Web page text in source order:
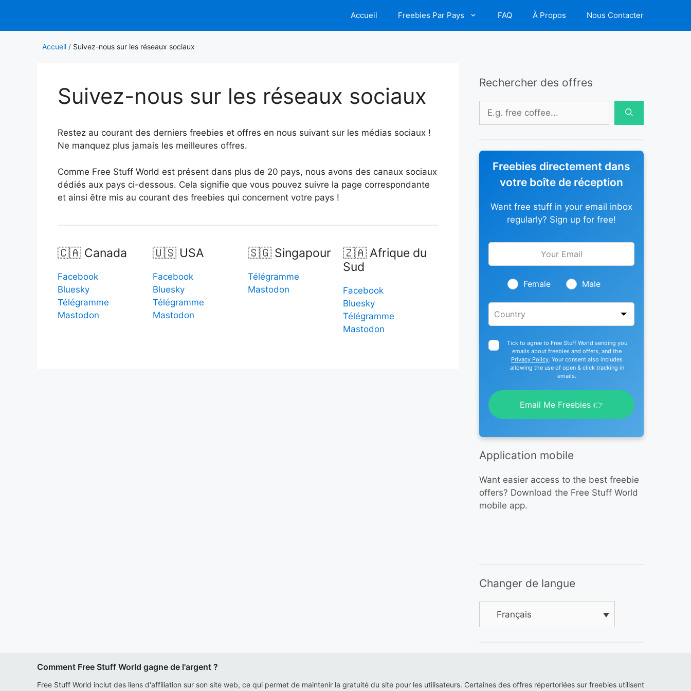
contenu
Accueil Freebies Par Pays FAQ À Propos Nous Contacter
Accueil / Suivez-nous sur les réseaux sociaux
Suivez-nous sur les réseaux sociaux
Restez au courant des derniers freebies et offres en nous suivant sur les médias sociaux !
Ne manquez plus jamais les meilleures offres.
Comme Free Stuff World est présent dans plus de 20 pays, nous avons des canaux sociaux
dédiés aux pays ci-dessous. Cela signifie que vous pouvez suivre la page correspondante
et ainsi être mis au courant des freebies qui concernent votre pays !
🇨🇦 Canada
Facebook
Bluesky
Télégramme
Mastodon
🇺🇸 USA
Facebook
Bluesky
Télégramme
Mastodon
🇸🇬 Singapour
Télégramme
Mastodon
🇿🇦 Afrique du
Sud
Facebook
Bluesky
Télégramme
Mastodon
Rechercher des offres
Rechercher :
Freebies directement dans
votre boîte de réception
Want free stuff in your email inbox
regularly? Sign up for free!
Leave
blank
Female Male
Tick to agree to Free Stuff World sending you
emails about freebies and offers, and the
Privacy Policy. Your consent also includes
allowing the use of open & click tracking in
emails.
Email Me Freebies 👉
Application mobile
Want easier access to the best freebie
offers? Download the Free Stuff World
mobile app.
Changer de langue
Français
Comment Free Stuff World gagne de l'argent ?
Free Stuff World inclut des liens d'affiliation sur son site web, ce qui permet de maintenir la gratuité du site pour les utilisateurs. Certaines des offres répertoriées sur freebies utilisent